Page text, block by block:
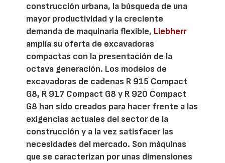
construcción urbana, la búsqueda de una
mayor productividad y la creciente
demanda de maquinaria flexible, Liebherr
amplía su oferta de excavadoras
compactas con la presentación de la
octava generación. Los modelos de
excavadoras de cadenas R 915 Compact
G8, R 917 Compact G8 y R 920 Compact
G8 han sido creados para hacer frente a las
exigencias actuales del sector de la
construcción y a la vez satisfacer las
necesidades del mercado. Son máquinas
que se caracterizan por unas dimensiones